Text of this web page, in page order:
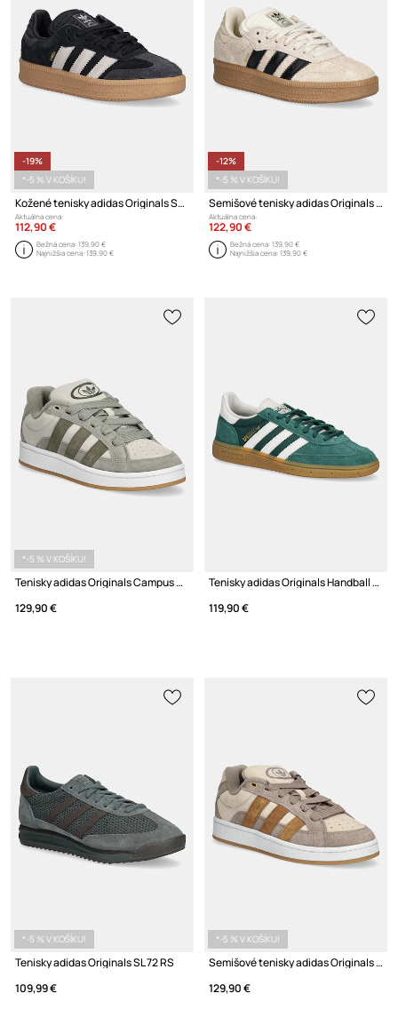
-19%
*-5 % V KOŠÍKU!
Kožené tenisky adidas Originals Samba XLG
Aktuálna cena:
112,90 €
Bežná cena:139,90 €
Najnižšia cena:139,90 €
-12%
*-5 % V KOŠÍKU!
Semišové tenisky adidas Originals Samba XLG
Aktuálna cena:
122,90 €
Bežná cena:139,90 €
Najnižšia cena:139,90 €
*-5 % V KOŠÍKU!
Tenisky adidas Originals Campus 00S Beta
129,90 €
Tenisky adidas Originals Handball Spezial
119,90 €
*-5 % V KOŠÍKU!
Tenisky adidas Originals SL 72 RS
109,99 €
*-5 % V KOŠÍKU!
Semišové tenisky adidas Originals Campus 00S Beta
129,90 €